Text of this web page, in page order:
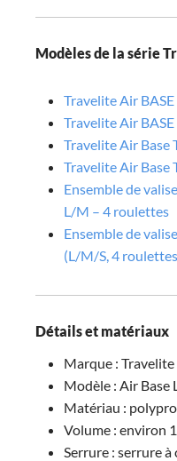
Modèles de la série
Travelite Air
Travelite Air
Travelite Air Base
Travelite Air Base
Ensemble de
L/M – 4 roulettes
Ensemble de
(L/M/S, 4
Détails et matériaux
Marque : Travelite
Modèle : Air Base
Matériau :
Volume : environ
Serrure : serrure